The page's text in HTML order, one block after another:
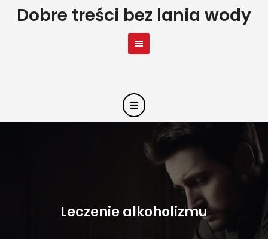
SkipDobre treści bez lania wody
Leczenie alkoholizmu